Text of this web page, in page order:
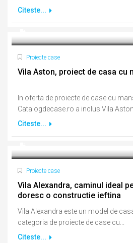
Citeste...
Proiecte case
Vila Aston, proiect de casa cu
In oferta de proiecte de case cu
Catalogdecase.ro a inclus Vila Aston,
Citeste...
Proiecte case
Vila Alexandra, caminul ideal
doresc o constructie ieftina
Vila Alexandra este un model de
categoria de proiecte de case cu...
Citeste...